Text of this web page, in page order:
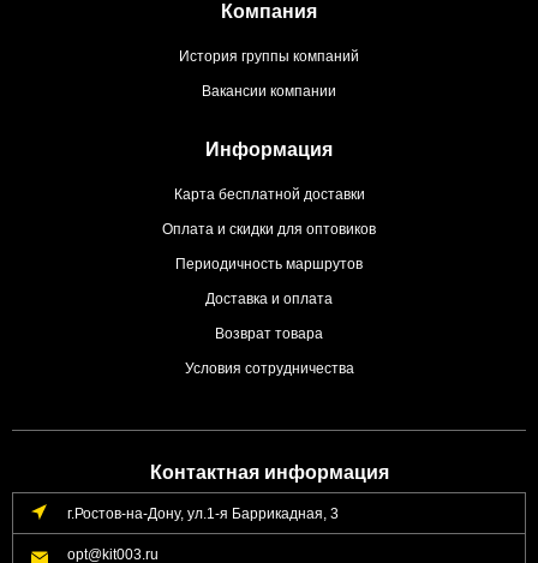
Компания
История группы компаний
Вакансии компании
Информация
Карта бесплатной доставки
Оплата и скидки для оптовиков
Периодичность маршрутов
Доставка и оплата
Возврат товара
Условия сотрудничества
Контактная информация
г.Ростов-на-Дону, ул.1-я Баррикадная, 3
opt@kit003.ru